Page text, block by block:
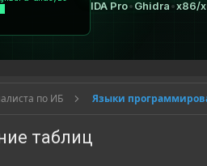
по ИБ Языки
таблиц